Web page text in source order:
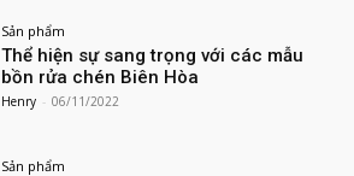
Sản phẩm
Thể hiện sự sang trọng với các mẫu
bồn rửa chén Biên Hòa
Henry - 06/11/2022
Sản phẩm